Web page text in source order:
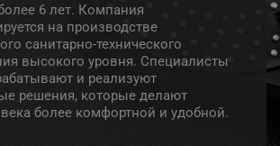
6 лет. Компания
на производстве
санитарно-технического
высокого уровня. Специалисты
и реализуют
решения, которые делают
более комфортной и удобной.